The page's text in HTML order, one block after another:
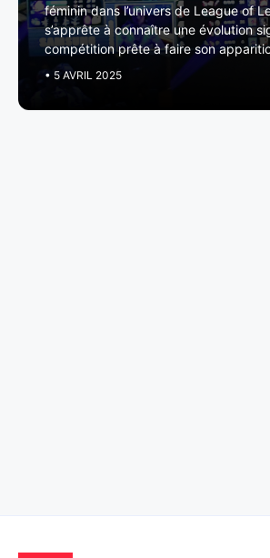
féminin dans l’univers de League of
s’apprête à connaître une évolution
compétition prête à faire son
• 5 AVRIL 2025